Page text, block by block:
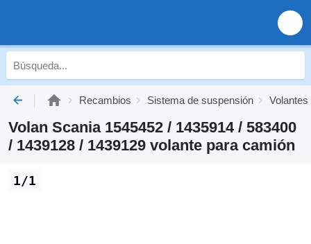
Recambios Sistema de suspensión Volantes
Volan Scania 1545452 / 1435914 / 583400
/ 1439128 / 1439129 volante para camión
1/1